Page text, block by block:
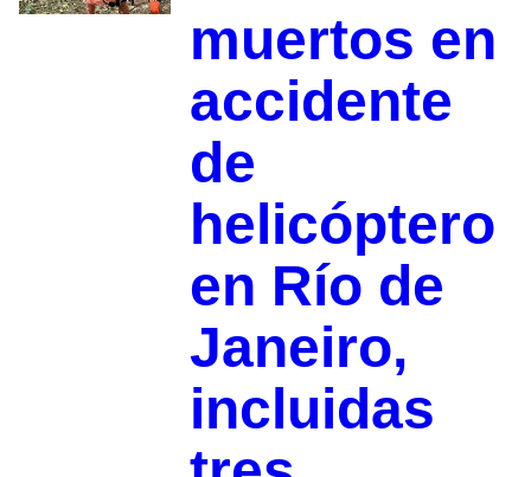
muertos en
accidente
de
helicóptero
en Río de
Janeiro,
incluidas